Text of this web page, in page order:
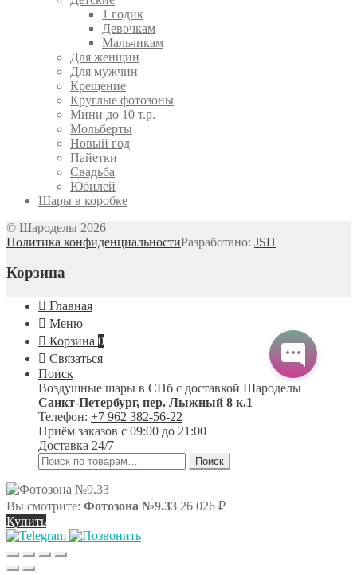
1 годик
Девочкам
Мальчикам
Для женщин
Для мужчин
Крещение
Круглые фотозоны
Мини до 10 т.р.
Мольберты
Новый год
Пайетки
Свадьба
Юбилей
Шары в коробке
© Шароделы 2026
Политика конфиденциальностиРазработано: JSH
Корзина
Главная
Меню
Корзина 0
Связаться
Поиск
Воздушные шары в СПб с доставкой Шароделы
Санкт-Петербург, пер. Лыжный 8 к.1
Телефон: +7 962 382-56-22
Приём заказов с 09:00 до 21:00
Доставка 24/7
Искать:
Поиск
Вы смотрите: Фотозона №9.33 26 026 ₽
Купить